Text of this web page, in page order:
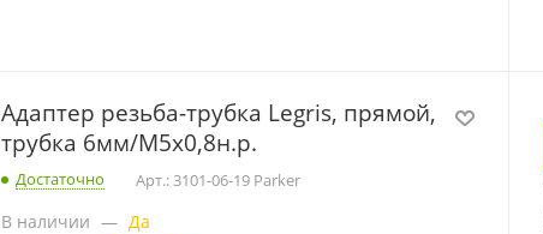
Адаптер резьба-трубка Legris, прямой,
трубка 6мм/M5x0,8н.р.
Достаточно Арт.: 3101-06-19 Parker
В наличии — Да